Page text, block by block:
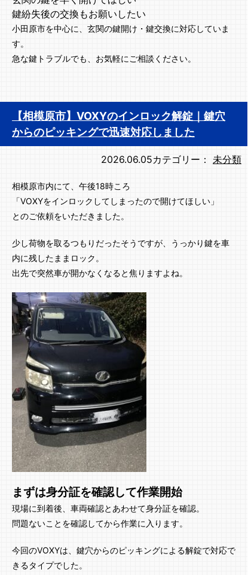
鍵紛失後の交換もお願いしたい
小田原市を中心に、玄関の鍵開け・鍵交換に対応していま
す。
急な鍵トラブルでも、お気軽にご相談ください。
【相模原市】VOXYのインロック解錠｜鍵穴
からのピッキングで迅速対応しました
2026.06.05カテゴリー： 未分類
相模原市内にて、午後18時ころ
「VOXYをインロックしてしまったので開けてほしい」
とのご依頼をいただきました。
少し荷物を取るつもりだったそうですが、うっかり鍵を車
内に残したままロック。
出先で突然車が開かなくなると焦りますよね。
まずは身分証を確認して作業開始
現場に到着後、車両確認とあわせて身分証を確認。
問題ないことを確認してから作業に入ります。
今回のVOXYは、鍵穴からのピッキングによる解錠で対応で
きるタイプでした。